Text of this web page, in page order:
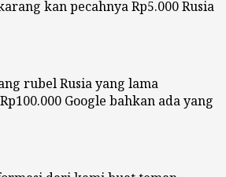
kan pecahnya Rp5.000 Rusia
rubel Rusia yang lama
Google bahkan ada yang